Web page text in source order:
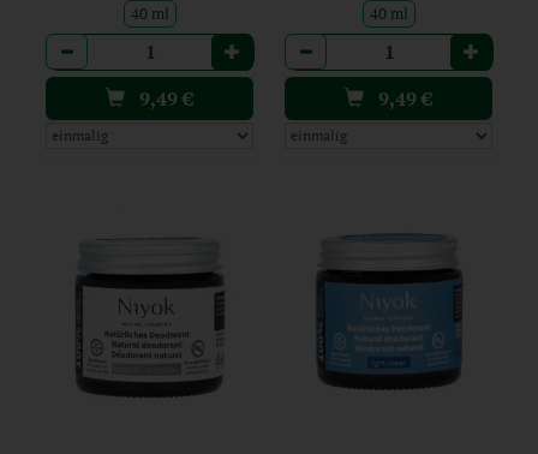
40 ml
Anzahl
9,49€
40 ml
Anzahl
9,49€